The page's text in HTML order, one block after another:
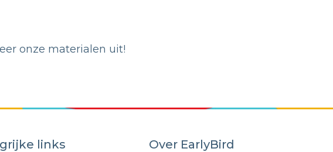
onze materialen uit!
links Over EarlyBird